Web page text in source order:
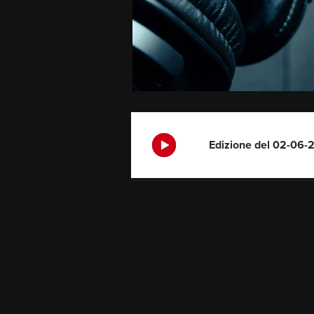
Edizione del 02-06-